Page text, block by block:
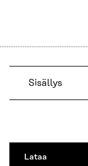
Sisällys
Lataa